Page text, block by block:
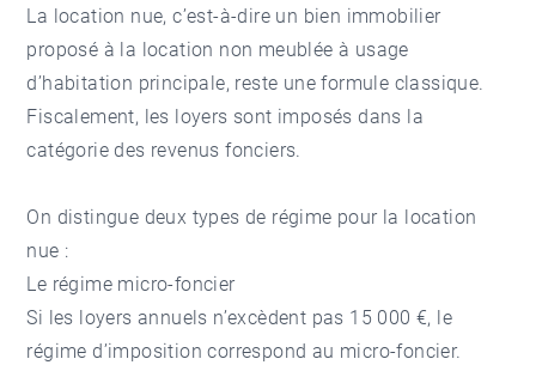
La location nue, c’est-à-dire un bien immobilier
proposé à la location non meublée à usage
d’habitation principale, reste une formule classique.
Fiscalement, les loyers sont imposés dans la
catégorie des revenus fonciers.
On distingue deux types de régime pour la location
nue :
Le régime micro-foncier
Si les loyers annuels n’excèdent pas 15 000 €, le
régime d’imposition correspond au micro-foncier.